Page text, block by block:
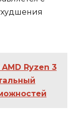
Ryzen 3